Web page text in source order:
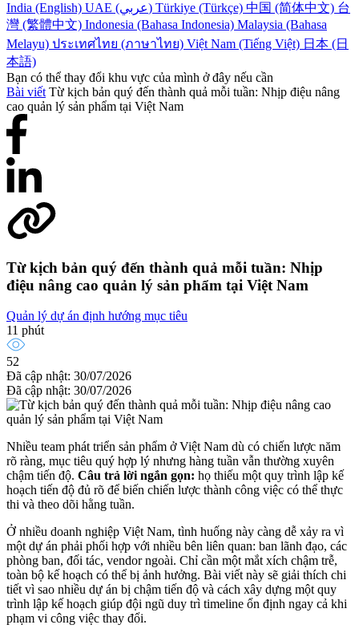
India (English)
UAE (عربي) Türkiye (Türkçe) 中国 (简体中文) 台
灣 (繁體中文) Indonesia (Bahasa Indonesia) Malaysia (Bahasa
Melayu) ประเทศไทย (ภาษาไทย) Việt Nam (Tiếng Việt) 日本 (日
本語)
Bạn có thể thay đổi khu vực của mình ở đây nếu cần
Bài viết Từ kịch bản quý đến thành quả mỗi tuần: Nhịp điệu nâng
cao quản lý sản phẩm tại Việt Nam
Từ kịch bản quý đến thành quả mỗi tuần: Nhịp
điệu nâng cao quản lý sản phẩm tại Việt Nam
Quản lý dự án định hướng mục tiêu
11 phút
52
Đã cập nhật: 30/07/2026
Đã cập nhật: 30/07/2026
Nhiều team phát triển sản phẩm ở Việt Nam dù có chiến lược năm
rõ ràng, mục tiêu quý hợp lý nhưng hàng tuần vẫn thường xuyên
chậm tiến độ. Câu trả lời ngắn gọn: họ thiếu một quy trình lập kế
hoạch tiến độ đủ rõ để biến chiến lược thành công việc có thể thực
thi và theo dõi hằng tuần.
Ở nhiều doanh nghiệp Việt Nam, tình huống này càng dễ xảy ra vì
một dự án phải phối hợp với nhiều bên liên quan: ban lãnh đạo, các
phòng ban, đối tác, vendor ngoài. Chỉ cần một mắt xích chậm trễ,
toàn bộ kế hoạch có thể bị ảnh hưởng. Bài viết này sẽ giải thích chi
tiết vì sao nhiều dự án bị chậm tiến độ và cách xây dựng một quy
trình lập kế hoạch giúp đội ngũ duy trì timeline ổn định ngay cả khi
phạm vi công việc thay đổi.